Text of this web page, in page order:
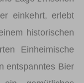
einkehrt, erlebt
historischen
Einheimische
entspanntes Bier